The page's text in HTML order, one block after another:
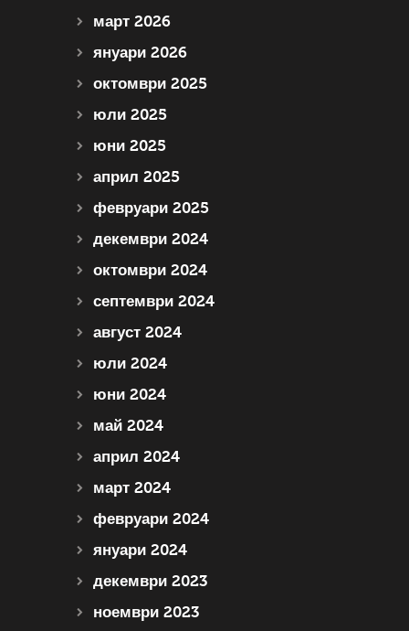
март 2026
януари 2026
октомври 2025
юли 2025
юни 2025
април 2025
февруари 2025
декември 2024
октомври 2024
септември 2024
август 2024
юли 2024
юни 2024
май 2024
април 2024
март 2024
февруари 2024
януари 2024
декември 2023
ноември 2023